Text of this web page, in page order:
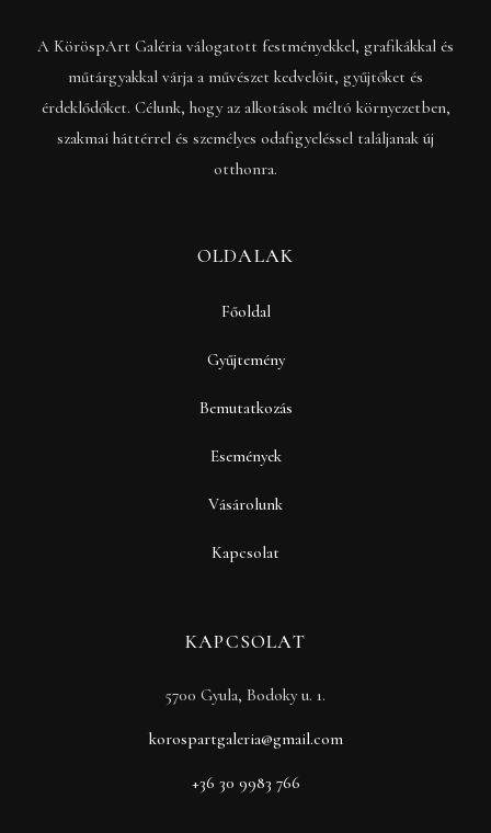
A KöröspArt Galéria válogatott festményekkel, grafikákkal és
műtárgyakkal várja a művészet kedvelőit, gyűjtőket és
érdeklődőket. Célunk, hogy az alkotások méltó környezetben,
szakmai háttérrel és személyes odafigyeléssel találjanak új
otthonra.
OLDALAK
Főoldal
Gyűjtemény
Bemutatkozás
Események
Vásárolunk
Kapcsolat
KAPCSOLAT
5700 Gyula, Bodoky u. 1.
korospartgaleria@gmail.com
+36 30 9983 766